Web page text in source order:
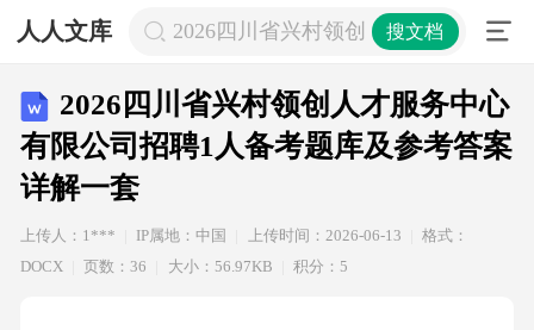
人人文库 2026四川省兴村领创人才服务中心有
搜文档
2026四川省兴村领创人才服务中心
有限公司招聘1人备考题库及参考答案
详解一套
上传人：1*** IP属地：中国 上传时间：2026-06-13
格式：
DOCX
页数：36 大小：56.97KB 积分：5